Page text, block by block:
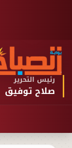
رئيس التحرير
صلاح توفيق